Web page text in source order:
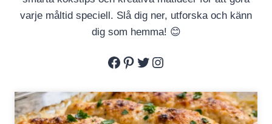
varje måltid speciell. Slå dig ner, utforska och känn
dig som hemma! 😊
Facebook
Pinterest
Twitter
Instagram